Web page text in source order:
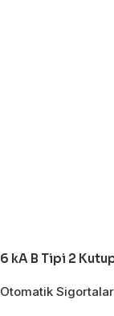
6 kA B Tipi 2
Otomatik